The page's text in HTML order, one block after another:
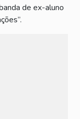
de ex-aluno